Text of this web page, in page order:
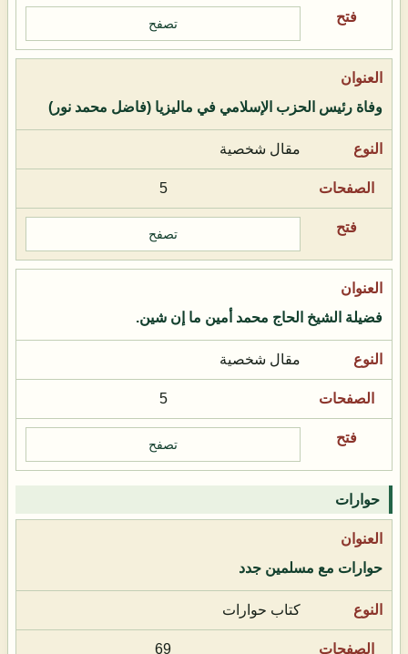
تصفح
وفاة رئيس الحزب الإسلامي في ماليزيا (فاضل محمد نور)
مقال شخصية
5
تصفح
فضيلة الشيخ الحاج محمد أمين ما إن شين.
مقال شخصية
5
تصفح
حوارات
حوارات مع مسلمين جدد
كتاب حوارات
69